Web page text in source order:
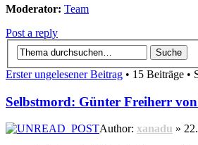
Moderator: Team
Post a reply
Erster ungelesener Beitrag • 15 Beiträge •
Selbstmord: Günter Freiherr
Author: xanadu »